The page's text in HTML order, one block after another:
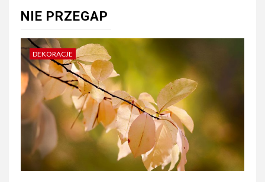
NIE PRZEGAP
DEKORACJE